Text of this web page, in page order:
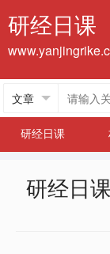
研经日课
研经日课
研经日